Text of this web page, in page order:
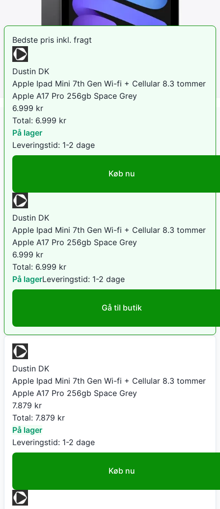
Sammenlign priser
Bedste pris inkl. fragt
Dustin DK
Apple Ipad Mini 7th Gen Wi-fi + Cellular 8.3 tommer
Apple A17 Pro 256gb Space Grey
6.999 kr
Total: 6.999 kr
På lager
Leveringstid: 1-2 dage
Køb nu
Dustin DK
Apple Ipad Mini 7th Gen Wi-fi + Cellular 8.3 tommer
Apple A17 Pro 256gb Space Grey
6.999 kr
Total: 6.999 kr
På lagerLeveringstid: 1-2 dage
Gå til butik
Dustin DK
Apple Ipad Mini 7th Gen Wi-fi + Cellular 8.3 tommer
Apple A17 Pro 256gb Space Grey
7.879 kr
Total: 7.879 kr
På lager
Leveringstid: 1-2 dage
Køb nu